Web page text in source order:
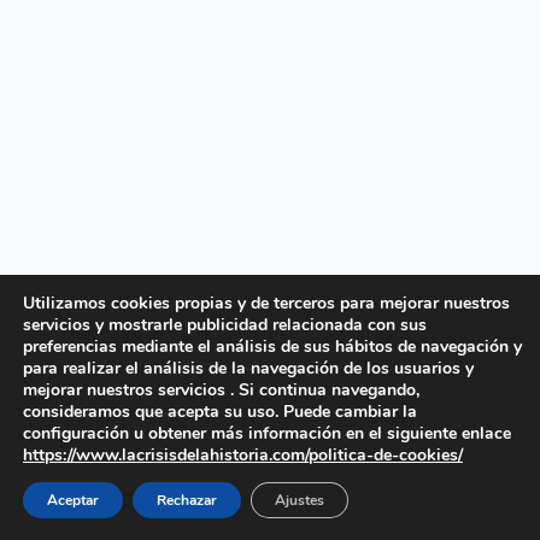
Utilizamos cookies propias y de terceros para mejorar nuestros
servicios y mostrarle publicidad relacionada con sus
preferencias mediante el análisis de sus hábitos de navegación y
para realizar el análisis de la navegación de los usuarios y
mejorar nuestros servicios . Si continua navegando,
consideramos que acepta su uso. Puede cambiar la
configuración u obtener más información en el siguiente enlace
https://www.lacrisisdelahistoria.com/politica-de-cookies/
Aceptar Rechazar Ajustes